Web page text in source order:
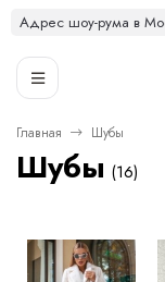
Адрес шоу-рума в
Главная Шубы
Шубы (16)